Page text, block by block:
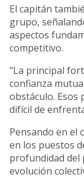
El capitán
grupo,
aspectos
competitivo.
"La principal
confianza
obstáculo.
difícil de
Pensando en el
en los puestos
profundidad del
evolución